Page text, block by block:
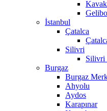
İstanbul
Çatalca
Silivri
Silivri
Burgaz
Burgaz
Ahyolu
Aydos
Karapınar